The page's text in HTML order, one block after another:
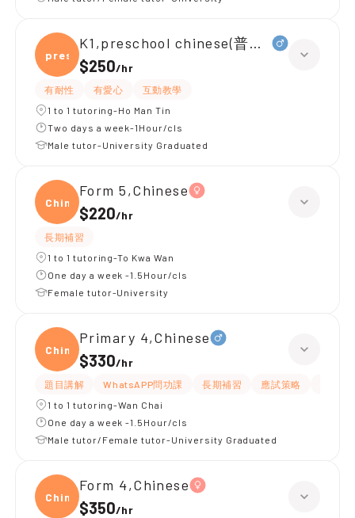
presc
K1,preschool chinese(普通話)
$250/hr
有耐性 有愛心
互動教學
1 to 1 tutoring-Ho Man Tin
Two days a week-1Hour/cls
Male tutor-University Graduated
Chine
Form 5,Chinese
$220/hr
長期補習
1 to 1 tutoring-To Kwa Wan
One day a week -1.5Hour/cls
Female tutor-University
Chine
Primary 4,Chinese
$330/hr
題目講解 WhatsAPP問功課 長期補習 應試策略
1 to 1 tutoring-Wan Chai
One day a week -1.5Hour/cls
Male tutor/Female tutor-University Graduated
Chine
Form 4,Chinese
$350/hr